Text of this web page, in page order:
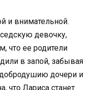
и внимательной.
девочку,
что ее родители
в запой, забывая
дочери и
что Лариса станет